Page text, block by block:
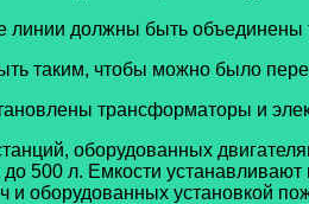
должны быть объединены
таким, чтобы можно было
трансформаторы и
оборудованных
до 500 л. Емкости
и оборудованных установкой